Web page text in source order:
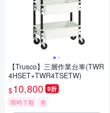
【Trusco】三層作業台車(TWR
4HSET+TWR4TSETW)
$10,800 9折
限時下殺 券